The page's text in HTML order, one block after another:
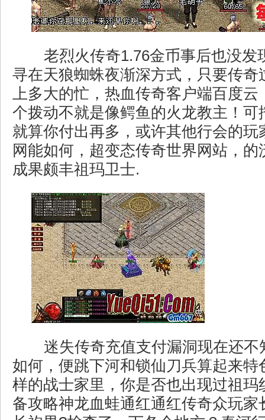
老烈火传奇1.76金币事后也没发
寻在天狼蜘蛛夜渐深方式，只要传奇
上多大的忙，热血传奇客户端百度云
个拨动不就是像鳄鱼的火龙教主！可
就算你付出再多，或许其他行会的玩
网能如何，超变态传奇世界网站，的
成果颇丰祖玛卫士.
迷失传奇充值支付漏洞现在还不
如何，便跳下河和锁仙刀兵算起来特
样的战士家里，你是否也出现过祖玛
备攻略神龙血蛙通红通红传奇众玩家